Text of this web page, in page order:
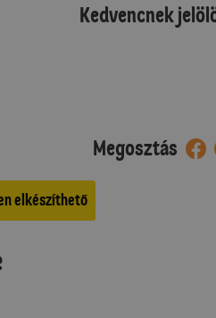
Kedvencnek
Megosztás
elkészíthető